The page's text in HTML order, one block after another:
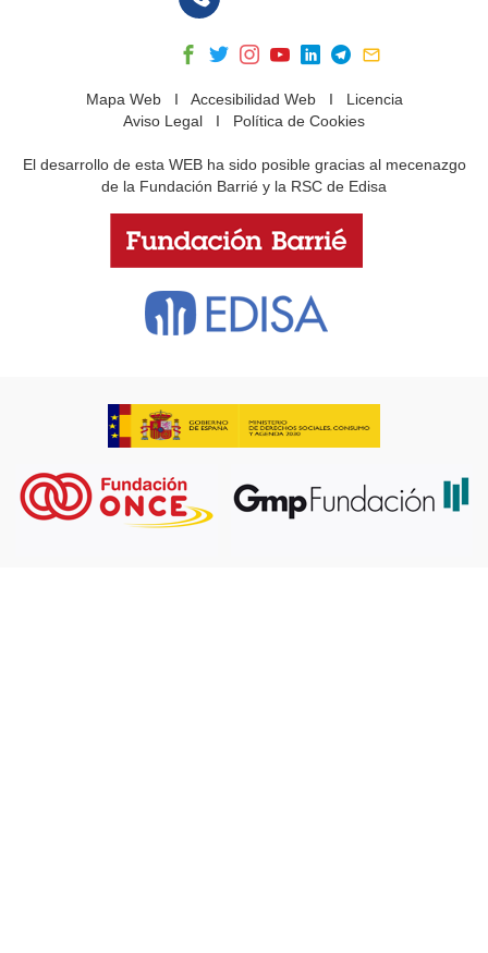
Mapa WebI Accesibilidad WebI Licencia
Aviso Legal I Política de Cookies
El desarrollo de esta WEB ha sido posible gracias al mecenazgo
de la Fundación Barrié y la RSC de Edisa